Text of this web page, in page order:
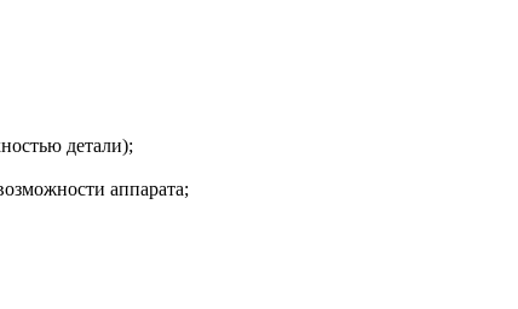
детали);
аппарата;